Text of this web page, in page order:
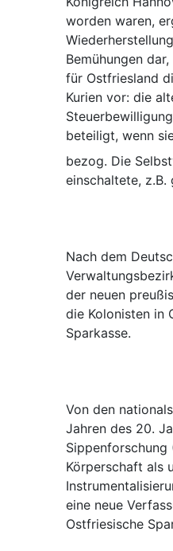
worden waren,
Bemühungen
für Ostfriesland
Kurien vor: die
beteiligt, wenn
bezog. Die
Nach dem
der neuen
die Kolonisten in
Von den
Jahren des 20.
Sippenforschung
Körperschaft als
eine neue